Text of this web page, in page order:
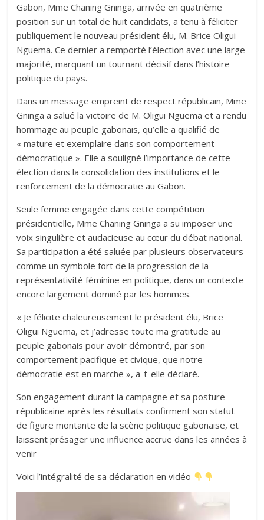
Gabon, Mme Chaning Gninga, arrivée en quatrième
position sur un total de huit candidats, a tenu à féliciter
publiquement le nouveau président élu, M. Brice Oligui
Nguema. Ce dernier a remporté l’élection avec une large
majorité, marquant un tournant décisif dans l’histoire
politique du pays.
Dans un message empreint de respect républicain, Mme
Gninga a salué la victoire de M. Oligui Nguema et a rendu
hommage au peuple gabonais, qu’elle a qualifié de
« mature et exemplaire dans son comportement
démocratique ». Elle a souligné l’importance de cette
élection dans la consolidation des institutions et le
renforcement de la démocratie au Gabon.
Seule femme engagée dans cette compétition
présidentielle, Mme Chaning Gninga a su imposer une
voix singulière et audacieuse au cœur du débat national.
Sa participation a été saluée par plusieurs observateurs
comme un symbole fort de la progression de la
représentativité féminine en politique, dans un contexte
encore largement dominé par les hommes.
« Je félicite chaleureusement le président élu, Brice
Oligui Nguema, et j’adresse toute ma gratitude au
peuple gabonais pour avoir démontré, par son
comportement pacifique et civique, que notre
démocratie est en marche », a-t-elle déclaré.
Son engagement durant la campagne et sa posture
républicaine après les résultats confirment son statut
de figure montante de la scène politique gabonaise, et
laissent présager une influence accrue dans les années à
venir
Voici l’intégralité de sa déclaration en vidéo